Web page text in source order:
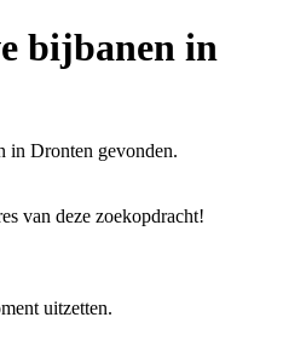
bijbanen in
in Dronten gevonden.
van deze zoekopdracht!
uitzetten.